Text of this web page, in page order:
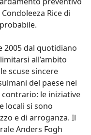
Rice di
2005 dal quotidiano
all’ambito
scuse sincere
del paese nei
le iniziative
locali si sono
e di arroganza. Il
Anders Fogh